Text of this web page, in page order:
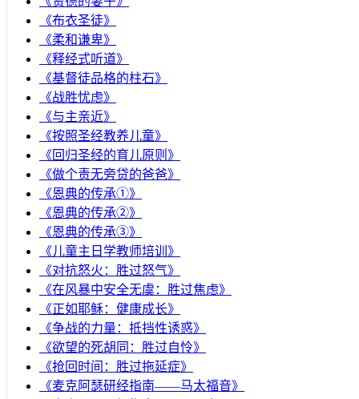
《布衣圣徒》
《柔和谦卑》
《释经式听道》
《基督徒品格的柱石》
《战胜忧虑》
《与主亲近》
《按照圣经教养儿童》
《回归圣经的育儿原则》
《做个责无旁贷的爸爸》
《恩典的传承①》
《恩典的传承②》
《恩典的传承③》
《儿童主日学教师培训》
《对抗怒火：胜过怒气》
《在风暴中安全无虞：胜过焦虑》
《正如耶稣：健康成长》
《争战的力量：抵挡性诱惑》
《欲望的死胡同：胜过自怜》
《抢回时间：胜过拖延症》
《麦克阿瑟研经指南——马太福音》